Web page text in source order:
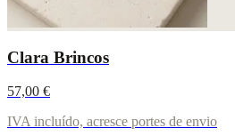
Clara Brincos
57,00 €
IVA incluído, acresce portes de envio